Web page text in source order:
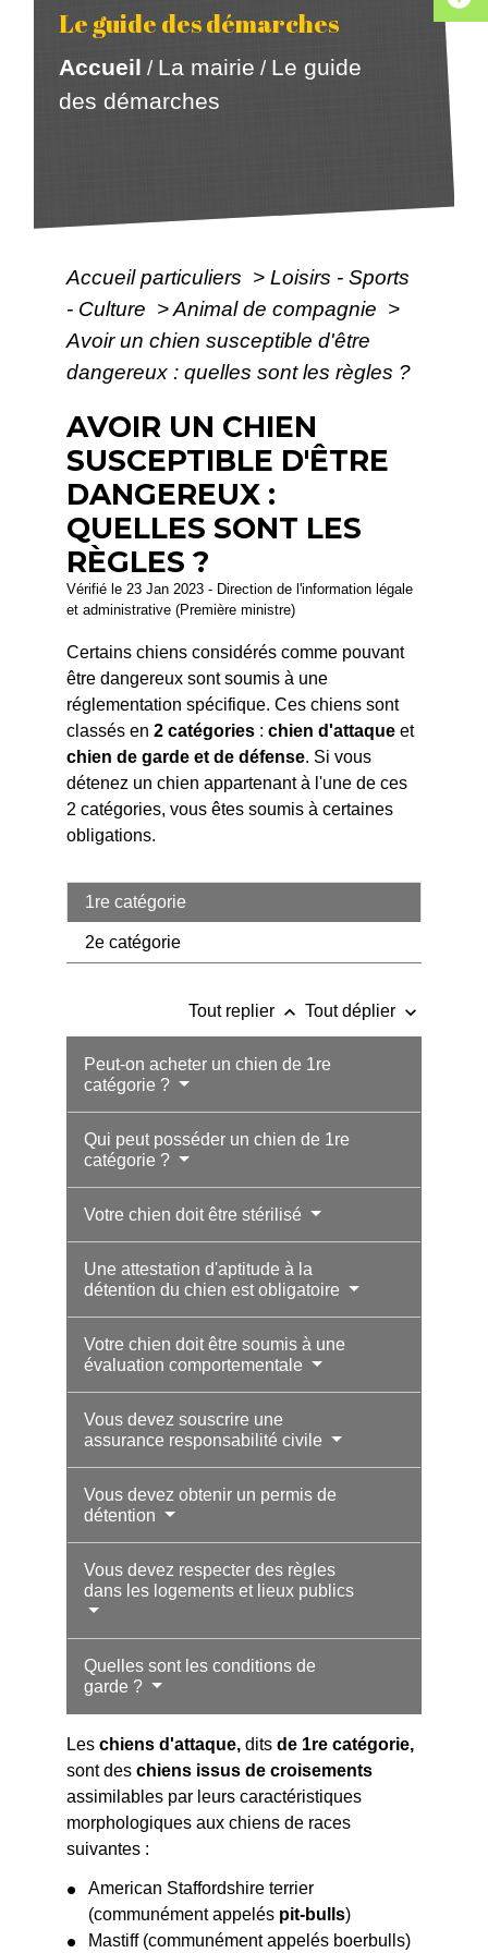
Le guide des démarches
Accueil / La mairie / Le guide
des démarches
Accueil particuliers > Loisirs - Sports
- Culture >Animal de compagnie >
Avoir un chien susceptible d'être
dangereux : quelles sont les règles ?
AVOIR UN CHIEN
SUSCEPTIBLE D'ÊTRE
DANGEREUX :
QUELLES SONT LES
RÈGLES ?
Vérifié le 23 Jan 2023 - Direction de l'information légale
et administrative (Première ministre)
Certains chiens considérés comme pouvant
être dangereux sont soumis à une
réglementation spécifique. Ces chiens sont
classés en2 catégories :chien d'attaque et
chien de garde et de défense. Si vous
détenez un chien appartenant à l'une de ces
2 catégories, vous êtes soumis à certaines
obligations.
1re catégorie
2e catégorie
Tout replier keyboard_arrow_up Tout déplier keyboard_arrow_down
Peut-on acheter un chien de 1re
catégorie ?
Qui peut posséder un chien de 1re
catégorie ?
Votre chien doit être stérilisé
Une attestation d'aptitude à la
détention du chien est obligatoire
Votre chien doit être soumis à une
évaluation comportementale
Vous devez souscrire une
assurance responsabilité civile
Vous devez obtenir un permis de
détention
Vous devez respecter des règles
dans les logements et lieux publics
Quelles sont les conditions de
garde ?
Leschiens d'attaque, ditsde 1re catégorie,
sont deschiens issus de croisements
assimilables par leurs caractéristiques
morphologiques aux chiens de races
suivantes :
American Staffordshire terrier
(communément appelés pit-bulls)
Mastiff (communément appelés boerbulls)